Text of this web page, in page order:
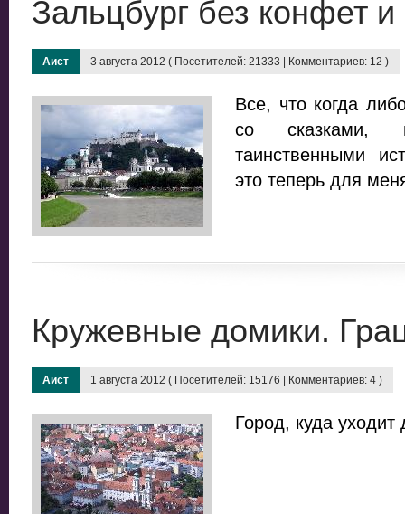
Зальцбург без конфет
Аист 3 августа 2012 ( Посетителей: 21333 | Комментариев: 12 )
Все, что когда
со сказками,
таинственными
это теперь для
Кружевные домики.
Аист 1 августа 2012 ( Посетителей: 15176 | Комментариев: 4 )
Город, куда уходит